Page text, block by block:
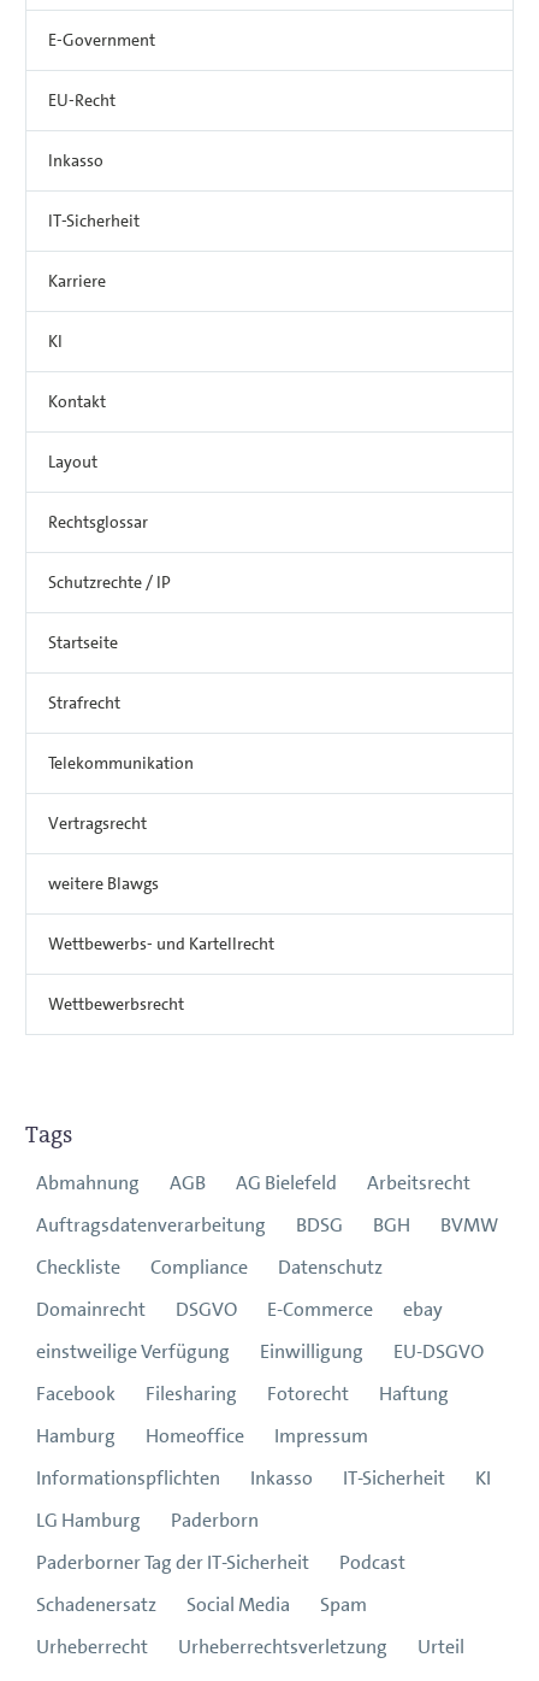
E-Government
EU-Recht
Inkasso
IT-Sicherheit
Karriere
KI
Kontakt
Layout
Rechtsglossar
Schutzrechte / IP
Startseite
Strafrecht
Telekommunikation
Vertragsrecht
weitere Blawgs
Wettbewerbs- und Kartellrecht
Wettbewerbsrecht
Tags
Abmahnung AGB AG Bielefeld
Arbeitsrecht
Auftragsdatenverarbeitung
BDSG BGH
BVMW
Checkliste
Compliance
Datenschutz
Domainrecht
DSGVO E-Commerce
ebay
einstweilige Verfügung
Einwilligung
EU-DSGVO
Facebook
Filesharing Fotorecht
Haftung
Hamburg
Homeoffice
Impressum
Informationspflichten
Inkasso IT-Sicherheit
KI
LG Hamburg
Paderborn
Paderborner Tag der IT-Sicherheit
Podcast
Schadenersatz
Social Media
Spam
Urheberrecht
Urheberrechtsverletzung
Urteil